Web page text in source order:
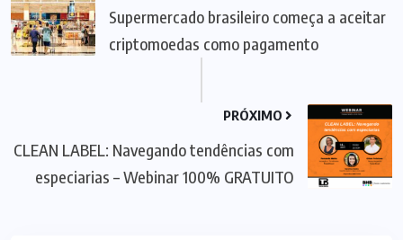
Supermercado brasileiro começa a aceitar
criptomoedas como pagamento
PRÓXIMO
CLEAN LABEL: Navegando tendências com
especiarias – Webinar 100% GRATUITO